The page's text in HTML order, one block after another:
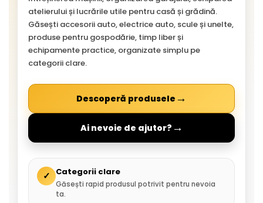
atelierului și lucrările utile pentru casă și grădină.
Găsești accesorii auto, electrice auto, scule și unelte,
produse pentru gospodărie, timp liber și
echipamente practice, organizate simplu pe
categorii clare.
Descoperă produsele →
Ai nevoie de ajutor? →
✓ Categorii clare
Găsești rapid produsul potrivit pentru nevoia
ta.